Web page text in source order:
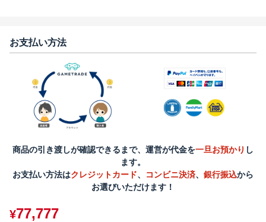
お支払い方法
商品の引き渡しが確認できるまで、運営が代金を一旦お預かり し
ます。
お支払い方法はクレジットカード、 コンビニ決済、 銀行振込から
お選びいただけます！
¥77,777